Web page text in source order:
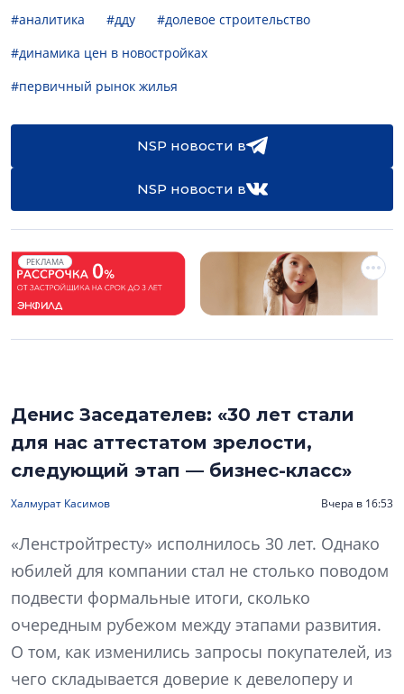
#аналитика #дду
#долевое строительство
#динамика цен в новостройках
#первичный рынок жилья
NSP новости в
NSP новости в
РЕКЛАМА
Денис Заседателев: «30 лет стали
для нас аттестатом зрелости,
следующий этап — бизнес-класс»
Халмурат Касимов Вчера в 16:53
«Ленстройтресту» исполнилось 30 лет. Однако
юбилей для компании стал не столько поводом
подвести формальные итоги, сколько
очередным рубежом между этапами развития.
О том, как изменились запросы покупателей, из
чего складывается доверие к девелоперу и